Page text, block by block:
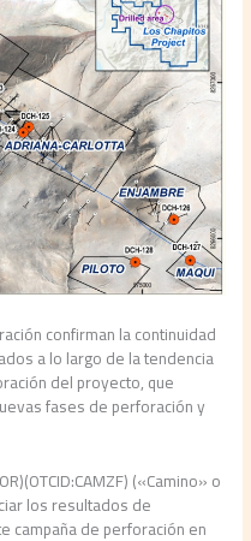
confirman la continuidad
a lo largo de la tendencia
del proyecto, que
fases de perforación y
(«Camino» o
los resultados de
campaña de perforación en